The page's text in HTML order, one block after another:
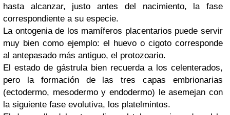
hasta alcanzar, justo antes del nacimiento, la fase
correspondiente a su especie.
La ontogenia de los mamíferos placentarios puede servir
muy bien como ejemplo: el huevo o cigoto corresponde
al antepasado más antiguo, el protozoario.
El estado de gástrula bien recuerda a los celenterados,
pero la formación de las tres capas embrionarias
(ectodermo, mesodermo y endodermo) le asemejan con
la siguiente fase evolutiva, los platelmintos.